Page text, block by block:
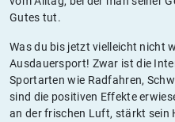
Gutes tut.
Was du bis jetzt vielleicht nicht
Ausdauersport! Zwar ist die
Sportarten wie Radfahren,
sind die positiven Effekte
an der frischen Luft, stärkt sein